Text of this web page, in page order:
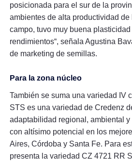
posicionada para el sur de la
ambientes de alta productividad de
campo, tuvo muy buena
rendimientos“, señala Agustina
de marketing de semillas.
Para la zona núcleo
También se suma una variedad IV
STS es una variedad de Credenz
adaptabilidad regional, ambiental
con altísimo potencial en los
Aires, Córdoba y Santa Fe. Para
presenta la variedad CZ 4721 RR